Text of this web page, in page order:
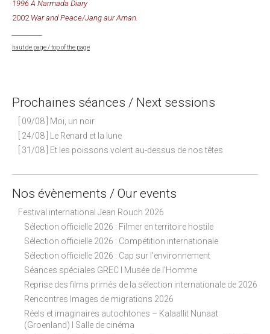
1996 A Narmada Diary
2002 War and Peace/Jang aur Aman.
haut de page / top of the page
Prochaines séances / Next sessions
[ 09/08 ] Moi, un noir
[ 24/08 ] Le Renard et la lune
[ 31/08 ] Et les poissons volent au-dessus de nos têtes
Nos évènements / Our events
Festival international Jean Rouch 2026
Sélection officielle 2026 : Filmer en territoire hostile
Sélection officielle 2026 : Compétition internationale
Sélection officielle 2026 : Cap sur l'environnement
Séances spéciales GREC I Musée de l'Homme
Reprise des films primés de la sélection internationale de 2026
Rencontres Images de migrations 2026
Réels et imaginaires autochtones – Kalaallit Nunaat
(Groenland) I Salle de cinéma